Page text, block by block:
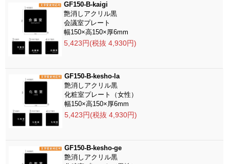
GF150-B-kaigi
艶消しアクリル黒
会議室プレート
幅150×高150×厚6mm
5,423円(税抜 4,930円)
GF150-B-kesho-la
艶消しアクリル黒
化粧室プレート（女性）
幅150×高150×厚6mm
5,423円(税抜 4,930円)
GF150-B-kesho-ge
艶消しアクリル黒